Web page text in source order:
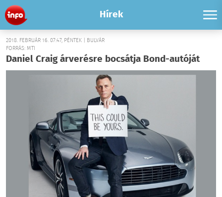
Hírek
2018. FEBRUÁR 16. 07:47, PÉNTEK | BULVÁR
FORRÁS: MTI
Daniel Craig árverésre bocsátja Bond-autóját